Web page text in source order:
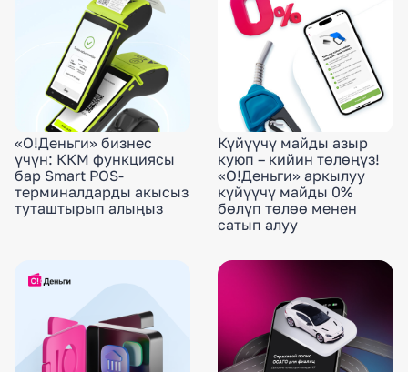
«О!Деньги» бизнес
үчүн: ККМ функциясы
бар Smart POS-
терминалдарды акысыз
туташтырып алыңыз
Күйүүчү майды азыр
куюп – кийин төлөңүз!
«О!Деньги» аркылуу
күйүүчү майды 0%
бөлүп төлөө менен
сатып алуу